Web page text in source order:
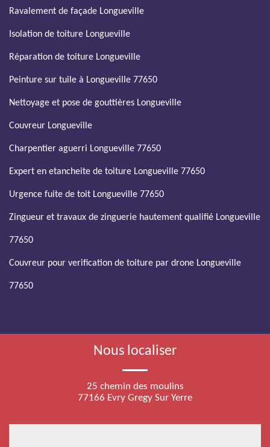
Ravalement de façade Longueville
Isolation de toiture Longueville
Réparation de toiture Longueville
Peinture sur tuile à Longueville 77650
Nettoyage et pose de gouttières Longueville
Couvreur Longueville
Charpentier aguerri Longueville 77650
Expert en etancheite de toiture Longueville 77650
Urgence fuite de toit Longueville 77650
Zingueur et travaux de zinguerie hautement qualifié Longueville
77650
Couvreur pour verification de toiture par drone Longueville
77650
Nous localiser
25 chemin des moulins
77166 Evry Gregy Sur Yerre